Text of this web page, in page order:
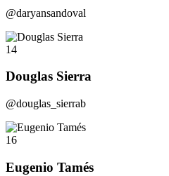
@daryansandoval
14
Douglas Sierra
@douglas_sierrab
16
Eugenio Tamés